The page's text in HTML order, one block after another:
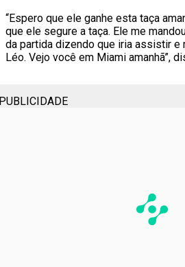
“Espero que ele ganhe esta taça
que ele segure a taça. Ele me
da partida dizendo que iria assistir e
Léo. Vejo você em Miami amanhã”,